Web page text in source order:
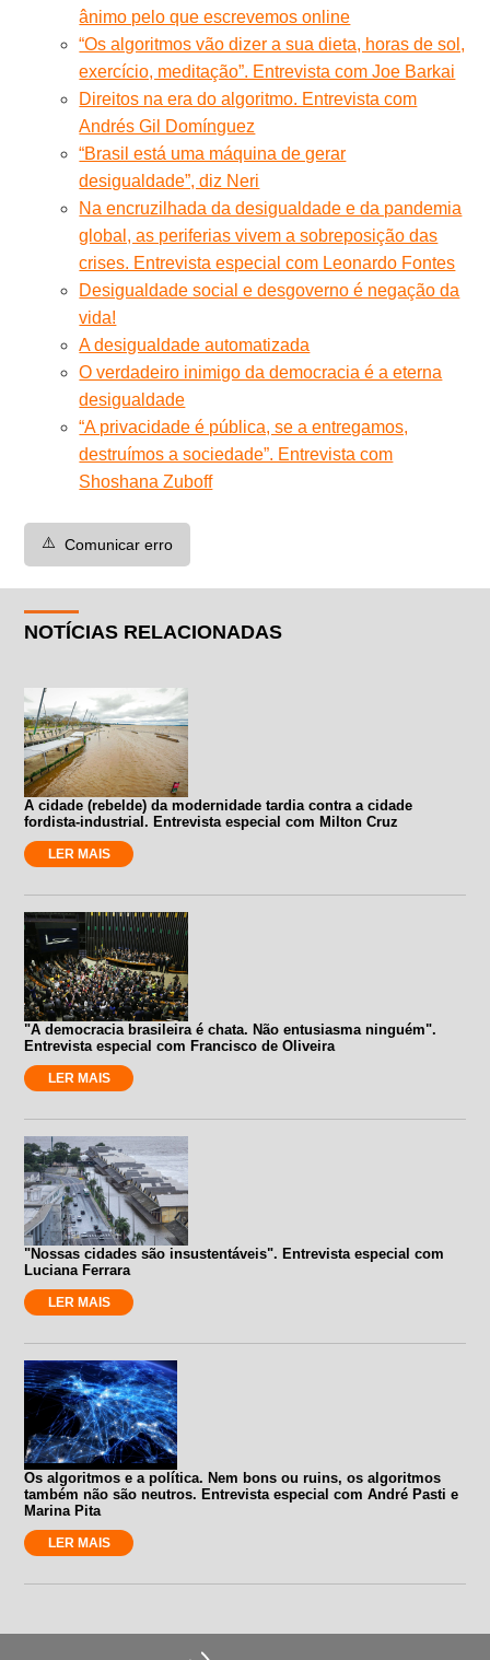
ânimo pelo que escrevemos online
“Os algoritmos vão dizer a sua dieta, horas de sol,
exercício, meditação”. Entrevista com Joe Barkai
Direitos na era do algoritmo. Entrevista com
Andrés Gil Domínguez
“Brasil está uma máquina de gerar
desigualdade”, diz Neri
Na encruzilhada da desigualdade e da pandemia
global, as periferias vivem a sobreposição das
crises. Entrevista especial com Leonardo Fontes
Desigualdade social e desgoverno é negação da
vida!
A desigualdade automatizada
O verdadeiro inimigo da democracia é a eterna
desigualdade
“A privacidade é pública, se a entregamos,
destruímos a sociedade”. Entrevista com
Shoshana Zuboff
⚠️ Comunicar erro
NOTÍCIAS RELACIONADAS
A cidade (rebelde) da modernidade tardia contra a cidade
fordista-industrial. Entrevista especial com Milton Cruz
LER MAIS
"A democracia brasileira é chata. Não entusiasma ninguém".
Entrevista especial com Francisco de Oliveira
LER MAIS
"Nossas cidades são insustentáveis". Entrevista especial com
Luciana Ferrara
LER MAIS
Os algoritmos e a política. Nem bons ou ruins, os algoritmos
também não são neutros. Entrevista especial com André Pasti e
Marina Pita
LER MAIS